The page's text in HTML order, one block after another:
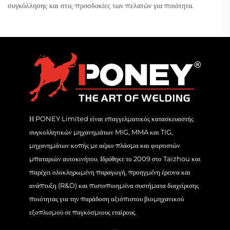
συγκόλλησης και στις προσδοκίες των πελατών για ποιότητα.
Η PONEY Limited είναι επαγγελματικός κατασκευαστής
συγκολλητικών μηχανημάτων MIG, MMA και TIG,
μηχανημάτων κοπής με αέριο πλάσμα και φορτιστών
μπαταριών αυτοκινήτου. Ιδρύθηκε το 2009 στο Taizhou και
παρέχει ολοκληρωμένη παραγωγή, προηγμένη έρευνα και
ανάπτυξη (R&D) και πιστοποιημένα συστήματα διαχείρισης
ποιότητας για την παράδοση αξιόπιστου βιομηχανικού
εξοπλισμού σε παγκόσμιους εταίρους.